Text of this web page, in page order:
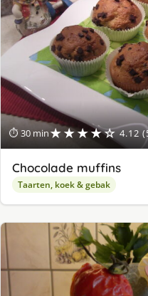
⏱ 30 min★★★★☆ 4.12
Chocolade muffins
Taarten, koek & gebak